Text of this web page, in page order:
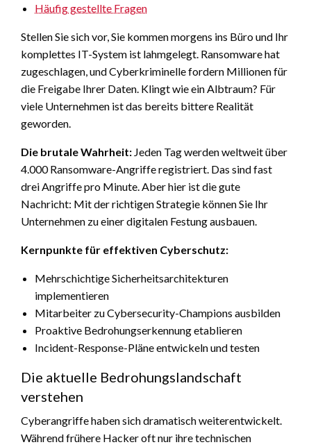
Häufig gestellte Fragen
Stellen Sie sich vor, Sie kommen morgens ins Büro und Ihr
komplettes IT-System ist lahmgelegt. Ransomware hat
zugeschlagen, und Cyberkriminelle fordern Millionen für
die Freigabe Ihrer Daten. Klingt wie ein Albtraum? Für
viele Unternehmen ist das bereits bittere Realität
geworden.
Die brutale Wahrheit: Jeden Tag werden weltweit über
4.000 Ransomware-Angriffe registriert. Das sind fast
drei Angriffe pro Minute. Aber hier ist die gute
Nachricht: Mit der richtigen Strategie können Sie Ihr
Unternehmen zu einer digitalen Festung ausbauen.
Kernpunkte für effektiven Cyberschutz:
Mehrschichtige Sicherheitsarchitekturen
implementieren
Mitarbeiter zu Cybersecurity-Champions ausbilden
Proaktive Bedrohungserkennung etablieren
Incident-Response-Pläne entwickeln und testen
Die aktuelle Bedrohungslandschaft
verstehen
Cyberangriffe haben sich dramatisch weiterentwickelt.
Während frühere Hacker oft nur ihre technischen